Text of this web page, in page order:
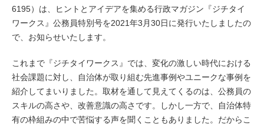
6195）は、ヒントとアイデアを集める行政マガジン『ジチタイ
ワークス』公務員特別号を2021年3月30日に発行いたしましたの
で、お知らせいたします。
これまで『ジチタイワークス』では、変化の激しい時代における
社会課題に対し、自治体が取り組む先進事例やユニークな事例を
紹介してまいりました。取材を通して見えてくるのは、公務員の
スキルの高さや、改善意識の高さです。しかし一方で、自治体特
有の枠組みの中で苦悩する声を聞くこともありました。だからこ